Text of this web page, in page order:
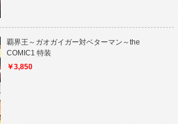
覇界王～ガオガイガー対ベターマン～the
COMIC1 特装
￥3,850